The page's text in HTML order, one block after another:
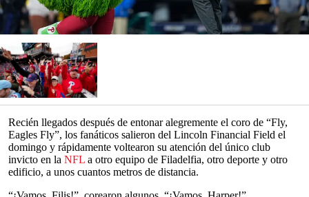
Recién llegados después de entonar alegremente el coro de “Fly,
Eagles Fly”, los fanáticos salieron del Lincoln Financial Field el
domingo y rápidamente voltearon su atención del único club
invicto en la NFL a otro equipo de Filadelfia, otro deporte y otro
edificio, a unos cuantos metros de distancia.